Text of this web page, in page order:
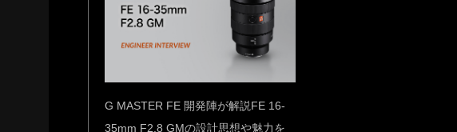
G MASTER FE 開発陣が解説FE 16-
35mm F2.8 GMの設計思想や魅力を